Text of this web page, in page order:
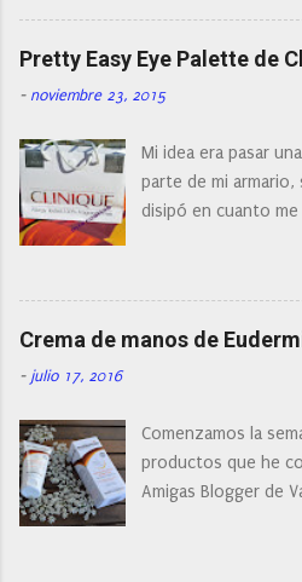
o
cepillos de rotación
naturalmente de
actualidad tal
compra debemos de
post os voy a dar
cepillo facial de
Pretty Easy Eye Palette de
- noviembre 23, 2015
Mi idea era pasar
parte de mi armario,
disipó en cuanto
resistirse a esta
Crema de manos de
- julio 17, 2016
Comenzamos la
productos que he
Amigas Blogger de
manos para